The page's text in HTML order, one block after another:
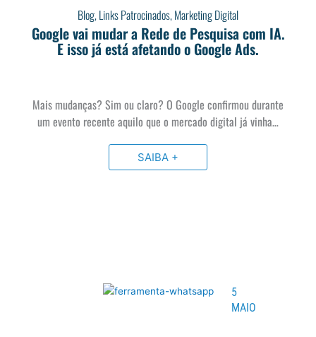
Blog,Links Patrocinados,Marketing Digital
Google vai mudar a Rede de Pesquisa com IA.
E isso já está afetando o Google Ads.
Mais mudanças? Sim ou claro? O Google confirmou durante
um evento recente aquilo que o mercado digital já vinha…
SAIBA +
5
MAIO